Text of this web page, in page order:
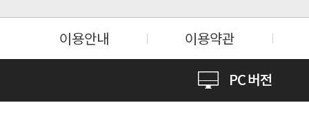
이용안내 이용약관